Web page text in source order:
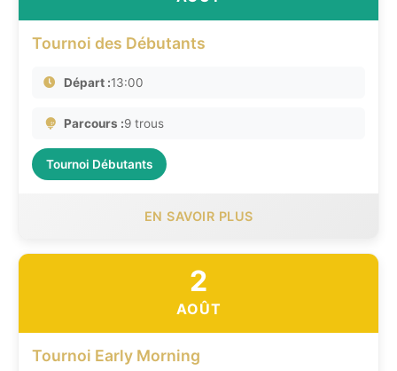
Tournoi des Débutants
Départ :13:00
Parcours :9 trous
Tournoi Débutants
EN SAVOIR PLUS
2
AOÛT
Tournoi Early Morning